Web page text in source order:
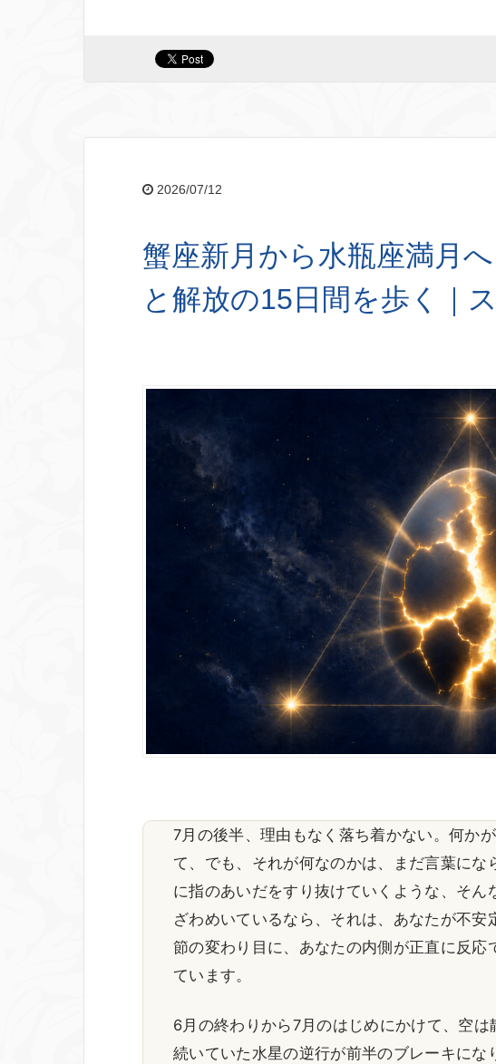
2026/07/12
蟹座新月から水瓶座満月
と解放の15日間を歩く｜
7月の後半、理由もなく落ち着かない。何か
て、でも、それが何なのかは、まだ言葉に
に指のあいだをすり抜けていくような、そ
ざわめいているなら、それは、あなたが不
節の変わり目に、あなたの内側が正直に反
ています。
6月の終わりから7月のはじめにかけて、空
続いていた水星の逆行が前半のブレーキに